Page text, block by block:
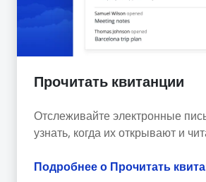
Прочитать квитанции
Отслеживайте электронные
узнать, когда их открывают и
Подробнее о Прочитать